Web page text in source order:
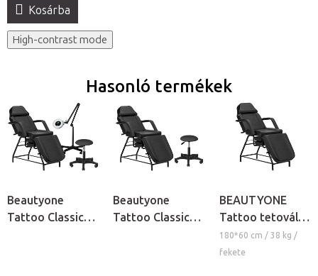
Kosárba
High-contrast mode
Hasonló termékek
Beautyone
Tattoo Classic
Beautyone
Tattoo Classic
BEAUTYONE
Tattoo tetováló
szék
180*60 cm / 38 kg /
fekete